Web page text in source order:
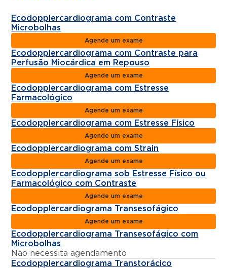
Ecodopplercardiograma com Contraste
Microbolhas
Agende um exame
Ecodopplercardiograma com Contraste para
Perfusão Miocárdica em Repouso
Agende um exame
Ecodopplercardiograma com Estresse
Farmacológico
Agende um exame
Ecodopplercardiograma com Estresse Físico
Agende um exame
Ecodopplercardiograma com Strain
Agende um exame
Ecodopplercardiograma sob Estresse Físico ou
Farmacológico com Contraste
Agende um exame
Ecodopplercardiograma Transesofágico
Agende um exame
Ecodopplercardiograma Transesofágico com
Microbolhas
Não necessita agendamento
Ecodopplercardiograma Transtorácico